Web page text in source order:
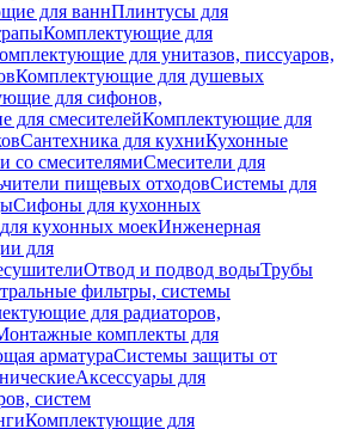
для ваннПлинтусы для
Комплектующие для
для унитазов, писсуаров,
Комплектующие для душевых
для сифонов,
для смесителейКомплектующие для
Сантехника для кухниКухонные
со смесителямиСмесители для
пищевых отходовСистемы для
Сифоны для кухонных
кухонных моекИнженерная
для
Отвод и подвод водыТрубы
фильтры, системы
для радиаторов,
комплекты для
арматураСистемы защиты от
Аксессуары для
систем
Комплектующие для